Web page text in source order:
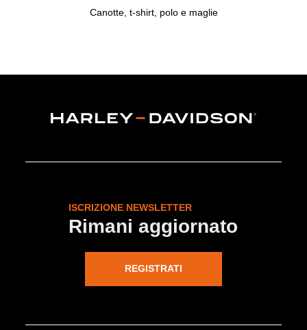
Canotte, t-shirt, polo e maglie
ISCRIZIONE NEWSLETTER
Rimani aggiornato
REGISTRATI